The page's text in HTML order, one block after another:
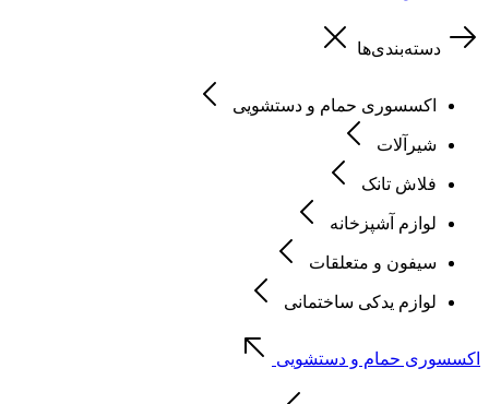
دسته‌بندی‌ها
اکسسوری حمام و دستشویی
شیرآلات
فلاش تانک
لوازم آشپزخانه
سیفون و متعلقات
لوازم یدکی ساختمانی
اکسسوری حمام و دستشویی